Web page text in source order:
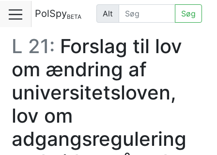
PolSpyBETA Alt Søg
L 21: Forslag til lov
om ændring af
universitetsloven,
lov om
adgangsregulering